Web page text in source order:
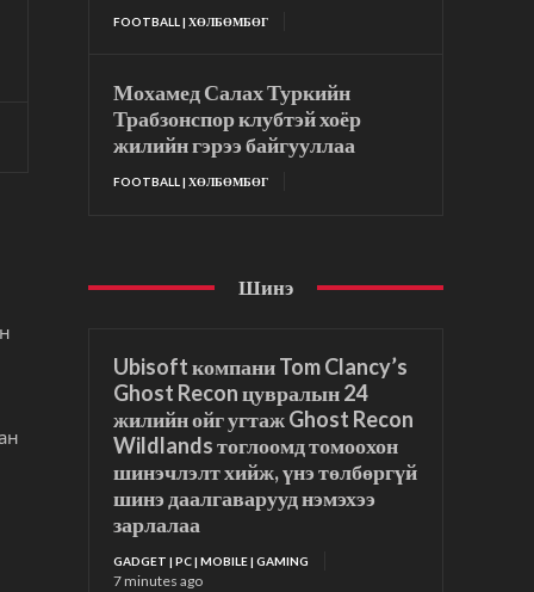
FOOTBALL | ХӨЛБӨМБӨГ
Мохамед Салах Туркийн
Трабзонспор клубтэй хоёр
жилийн гэрээ байгууллаа
FOOTBALL | ХӨЛБӨМБӨГ
Шинэ
Ubisoft компани Tom Clancy’s
Ghost Recon цувралын 24
жилийн ойг угтаж Ghost Recon
Wildlands тоглоомд томоохон
шинэчлэлт хийж, үнэ төлбөргүй
шинэ даалгаварууд нэмэхээ
зарлалаа
GADGET | PC | MOBILE | GAMING
7 minutes ago